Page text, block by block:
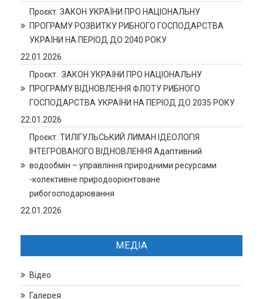
Проєкт ЗАКОН УКРАЇНИ ПРО НАЦІОНАЛЬНУ
ПРОГРАМУ РОЗВИТКУ РИБНОГО ГОСПОДАРСТВА
УКРАЇНИ НА ПЕРІОД ДО 2040 РОКУ
22.01.2026
Проєкт. ЗАКОН УКРАЇНИ ПРО НАЦІОНАЛЬНУ
ПРОГРАМУ ВІДНОВЛЕННЯ ФЛОТУ РИБНОГО
ГОСПОДАРСТВА УКРАЇНИ НА ПЕРІОД ДО 2035 РОКУ
22.01.2026
Проєкт. ТИЛІГУЛЬСЬКИЙ ЛИМАН ІДЕОЛОГІЯ
ІНТЕГРОВАНОГО ВІДНОВЛЕННЯ Адаптивний
водообмін – управління природними ресурсами
-колективне природоорієнтоване
рибогосподарювання
22.01.2026
МЕДІА
Відео
Галерея